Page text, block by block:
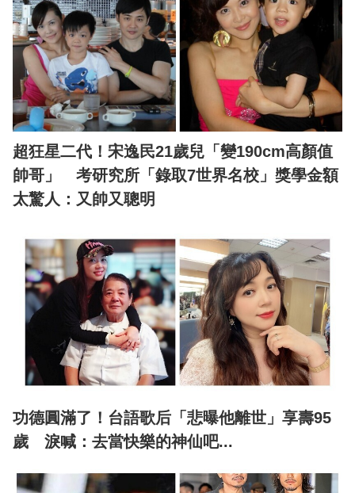
超狂星二代！宋逸民21歲兒「變190cm高顏值
帥哥」 考研究所「錄取7世界名校」獎學金額
太驚人：又帥又聰明
功德圓滿了！台語歌后「悲曝他離世」享壽95
歲 淚喊：去當快樂的神仙吧...